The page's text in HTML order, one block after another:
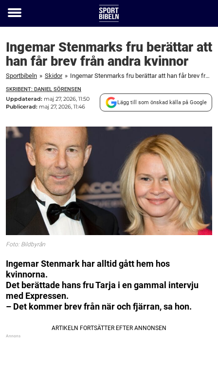
Toggle
Ingemar Stenmarks fru berättar att
han får brev från andra kvinnor
Sportbibeln » Skidor » Ingemar Stenmarks fru berättar att han får brev från andra kvinnor
SKRIBENT: DANIEL SÖRENSEN
Uppdaterad: maj 27, 2026, 11:50
Publicerad: maj 27, 2026, 11:46
Lägg till som önskad källa på Google
Foto: Bildbyrån
Ingemar Stenmark har alltid gått hem hos
kvinnorna.
Det berättade hans fru Tarja i en gammal intervju
med Expressen.
– Det kommer brev från när och fjärran, sa hon.